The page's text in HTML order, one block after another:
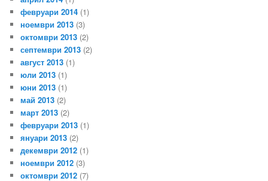
февруари 2014 (1)
ноември 2013 (3)
октомври 2013 (2)
септември 2013 (2)
август 2013 (1)
юли 2013 (1)
юни 2013 (1)
май 2013 (2)
март 2013 (2)
февруари 2013 (1)
януари 2013 (2)
декември 2012 (1)
ноември 2012 (3)
октомври 2012 (7)